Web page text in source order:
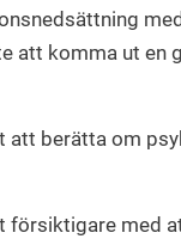
att komma ut en
berätta om
försiktigare med